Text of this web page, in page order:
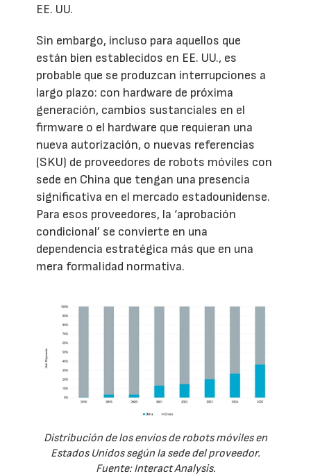
EE. UU.
Sin embargo, incluso para aquellos que
están bien establecidos en EE. UU., es
probable que se produzcan interrupciones a
largo plazo: con hardware de próxima
generación, cambios sustanciales en el
firmware o el hardware que requieran una
nueva autorización, o nuevas referencias
(SKU) de proveedores de robots móviles con
sede en China que tengan una presencia
significativa en el mercado estadounidense.
Para esos proveedores, la ‘aprobación
condicional’ se convierte en una
dependencia estratégica más que en una
mera formalidad normativa.
Distribución de los envíos de robots móviles en
Estados Unidos según la sede del proveedor.
Fuente: Interact Analysis.